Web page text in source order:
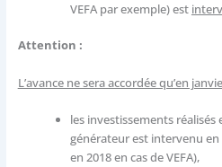
VEFA par exemple) est
Attention :
L’avance ne sera accordée qu’en
les investissements
générateur est intervenu
en 2018 en cas de VEFA),